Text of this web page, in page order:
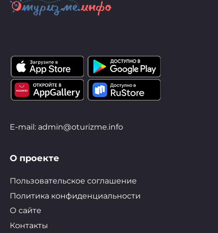
E-mail: admin@oturizme.info
О проекте
Пользовательское соглашение
Политика конфиденциальности
О сайте
Контакты